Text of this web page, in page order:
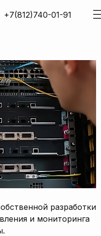
+7(812)740-01-91
разработки
и мониторинга